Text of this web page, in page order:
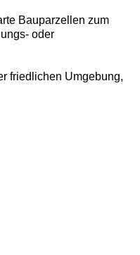
Bauparzellen zum
oder
friedlichen Umgebung,